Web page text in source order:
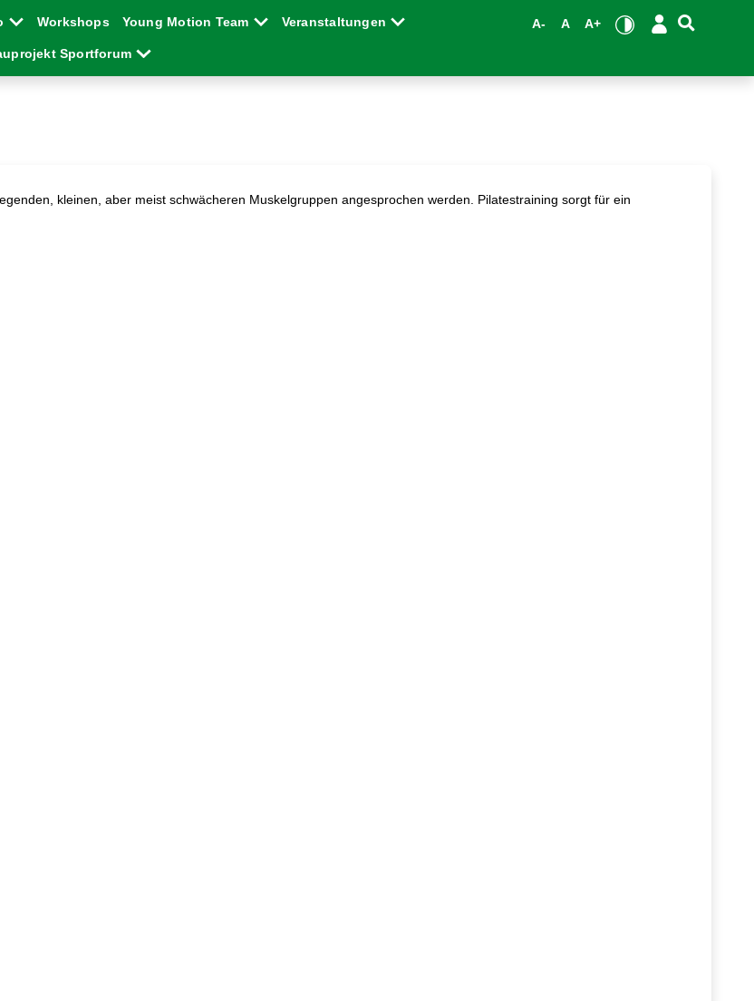
Workshops Young Motion Team Veranstaltungen
Sportforum
A- A A+
kleinen, aber meist schwächeren Muskelgruppen angesprochen werden. Pilatestraining sorgt für ein